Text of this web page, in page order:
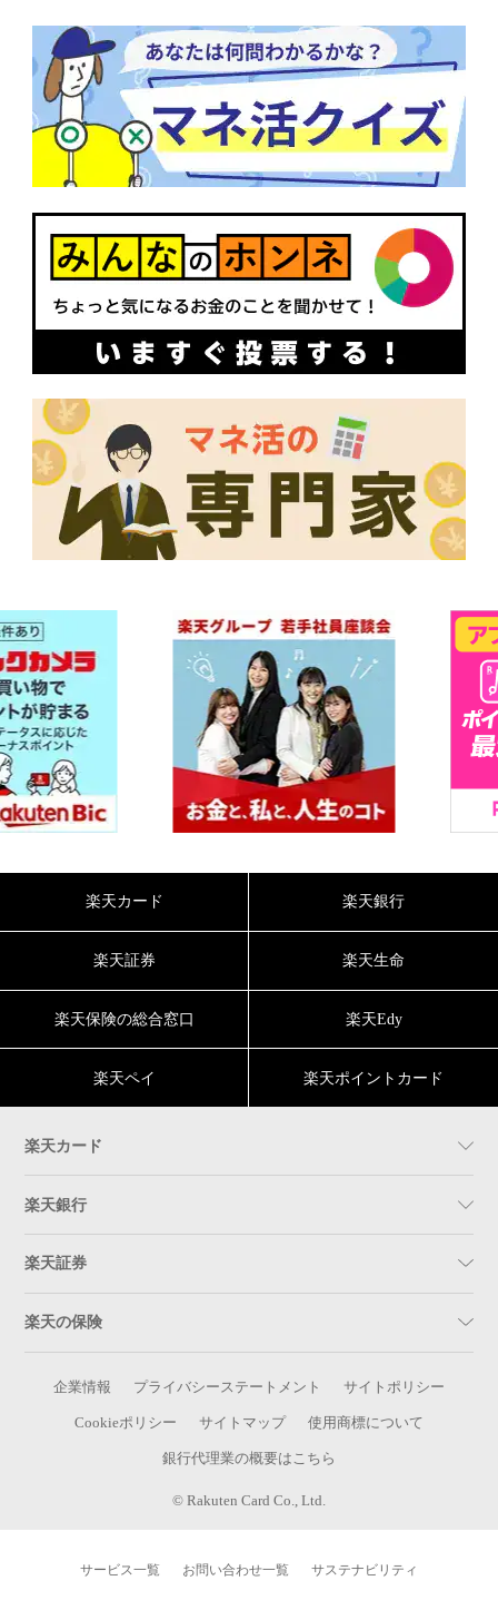
楽天カード 楽天銀行
楽天証券 楽天生命
楽天保険の総合窓口 楽天Edy
楽天ペイ 楽天ポイントカード
楽天カード
楽天銀行
楽天証券
楽天の保険
企業情報 プライバシーステートメント サイトポリシー
Cookieポリシー サイトマップ 使用商標について
銀行代理業の概要はこちら
© Rakuten Card Co., Ltd.
サービス一覧 お問い合わせ一覧 サステナビリティ